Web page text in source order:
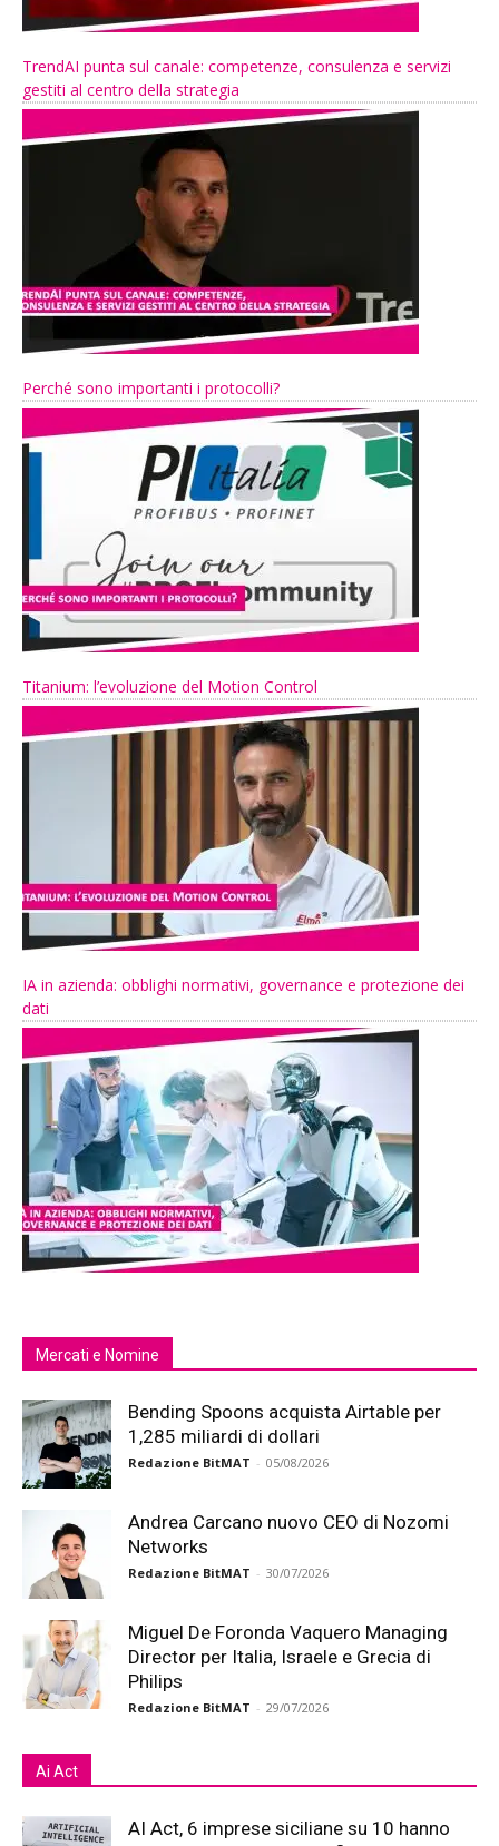
TrendAI punta sul canale: competenze, consulenza e servizi
gestiti al centro della strategia
Perché sono importanti i protocolli?
Titanium: l’evoluzione del Motion Control
IA in azienda: obblighi normativi, governance e protezione dei
dati
Mercati e Nomine
Bending Spoons acquista Airtable per
1,285 miliardi di dollari
Redazione BitMAT - 05/08/2026
Andrea Carcano nuovo CEO di Nozomi
Networks
Redazione BitMAT - 30/07/2026
Miguel De Foronda Vaquero Managing
Director per Italia, Israele e Grecia di
Philips
Redazione BitMAT - 29/07/2026
Ai Act
AI Act, 6 imprese siciliane su 10 hanno